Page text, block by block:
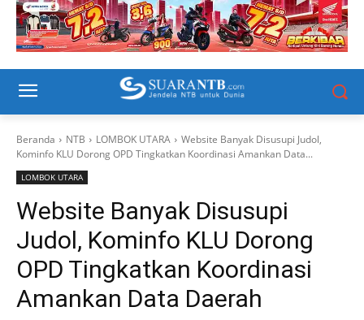
Beranda NTB LOMBOK UTARA
Website Banyak Disusupi Judol,
Kominfo KLU Dorong OPD Tingkatkan Koordinasi Amankan Data...
LOMBOK UTARA
Website Banyak Disusupi
Judol, Kominfo KLU Dorong
OPD Tingkatkan Koordinasi
Amankan Data Daerah